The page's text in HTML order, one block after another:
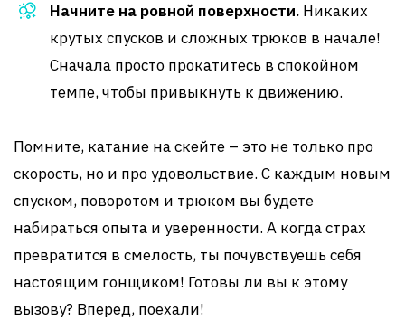
Начните на ровной поверхности. Никаких
крутых спусков и сложных трюков в начале!
Сначала просто прокатитесь в спокойном
темпе, чтобы привыкнуть к движению.
Помните, катание на скейте – это не только про
скорость, но и про удовольствие. С каждым новым
спуском, поворотом и трюком вы будете
набираться опыта и уверенности. А когда страх
превратится в смелость, ты почувствуешь себя
настоящим гонщиком! Готовы ли вы к этому
вызову? Вперед, поехали!